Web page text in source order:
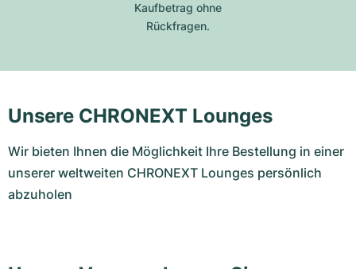
Kaufbetrag ohne
Rückfragen.
Unsere CHRONEXT Lounges
Wir bieten Ihnen die Möglichkeit Ihre Bestellung in einer
unserer weltweiten CHRONEXT Lounges persönlich
abzuholen